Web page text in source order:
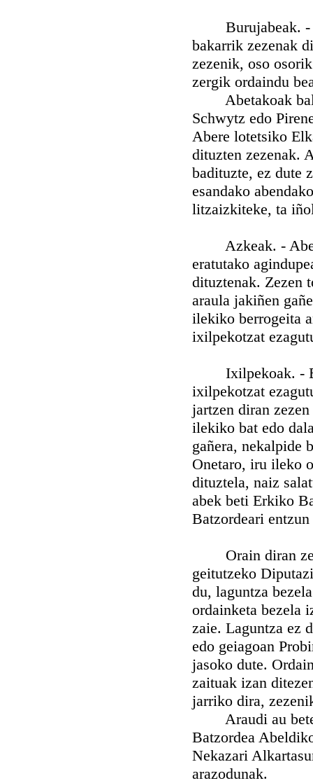
Burujabeak. -
bakarrik zezenak
zezenik, oso
zergik ordaindu
Abetakoak
Schwytz edo
Abere lotetsiko
dituzten zezenak.
badituzte, ez dute
esandako
litzaizkiteke, ta
Azkeak. - Abek
eratutako
dituztenak. Zezen
araula jakiñen
ilekiko berrogeita
ixilpekotzat
Ixilpekoak. -
ixilpekotzat
jartzen diran
ilekiko bat edo
gañera, nekalpide
Onetaro, iru ileko
dituztela, naiz
abek beti Erkiko
Batzordeari
Orain diran
geitutzeko
du, laguntza
ordainketa bezela
zaie. Laguntza ez
edo geiagoan
jasoko dute.
zaituak izan
jarriko dira,
Araudi au bete,
Batzordea
Nekazari
arazodunak.